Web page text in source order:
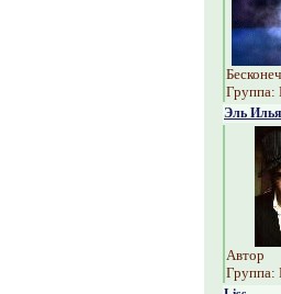
Группа:
Эль
Автор
Группа: